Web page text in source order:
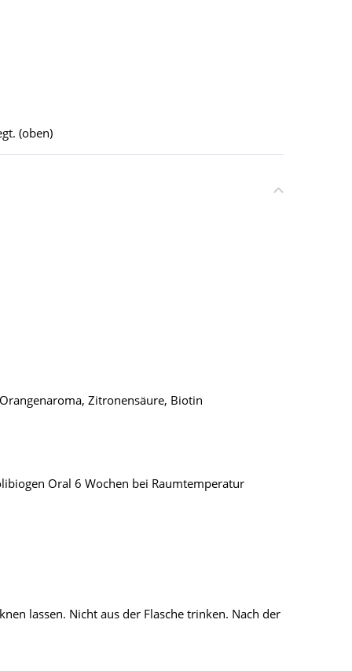
(oben)
Zitronensäure, Biotin
Oral 6 Wochen bei Raumtemperatur
lassen. Nicht aus der Flasche trinken. Nach der